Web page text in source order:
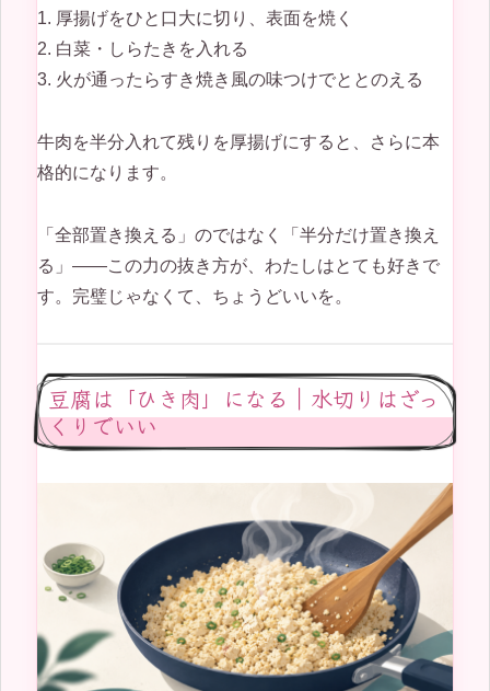
1. 厚揚げをひと口大に切り、表面を焼く
2. 白菜・しらたきを入れる
3. 火が通ったらすき焼き風の味つけでととのえる
牛肉を半分入れて残りを厚揚げにすると、さらに本
格的になります。
「全部置き換える」のではなく「半分だけ置き換え
る」——この力の抜き方が、わたしはとても好きで
す。完璧じゃなくて、ちょうどいいを。
豆腐は「ひき肉」になる｜水切りはざっ
くりでいい